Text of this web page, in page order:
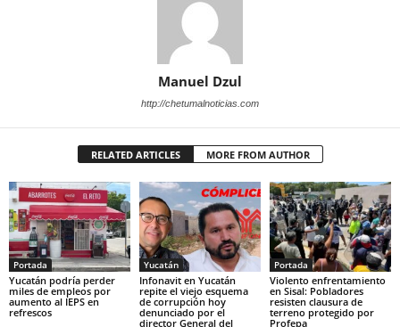
Manuel Dzul
http://chetumalnoticias.com
RELATED ARTICLES MORE FROM AUTHOR
Portada
Yucatán podría perder
miles de empleos por
aumento al IEPS en
refrescos
Yucatán
Infonavit en Yucatán
repite el viejo esquema
de corrupción hoy
denunciado por el
director General del
Portada
Violento enfrentamiento
en Sisal: Pobladores
resisten clausura de
terreno protegido por
Profepa